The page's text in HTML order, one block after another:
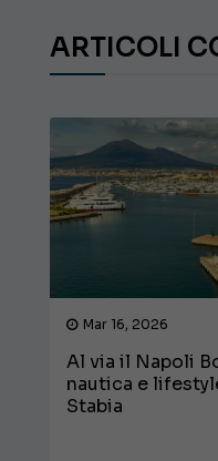
ARTICOLI
Mar 16, 2026
Al via il Napoli
nautica e
Stabia